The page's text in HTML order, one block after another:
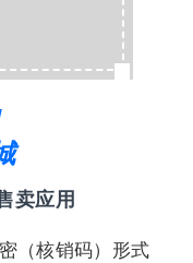
卖应用
（核销码）形式